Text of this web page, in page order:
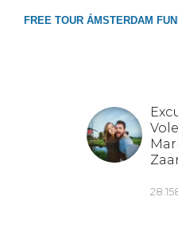
FREE TOUR ÁMSTERDAM